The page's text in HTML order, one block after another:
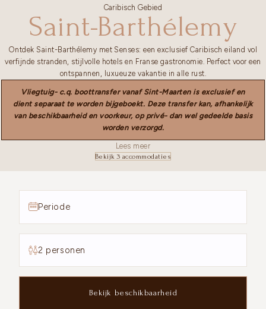
Caribisch Gebied
Saint-Barthélemy
Ontdek Saint-Barthélemy met Senses: een exclusief Caribisch eiland vol
verfijnde stranden, stijlvolle hotels en Franse gastronomie. Perfect voor een
ontspannen, luxueuze vakantie in alle rust.
Vliegtuig- c.q. boottransfer vanaf Sint-Maarten is exclusief en
dient separaat te worden bijgeboekt. Deze transfer kan, afhankelijk
van beschikbaarheid en voorkeur, op privé- dan wel gedeelde basis
worden verzorgd.
Lees meer
Bekijk 3 accommodaties
Periode
2 personen
Bekijk beschikbaarheid